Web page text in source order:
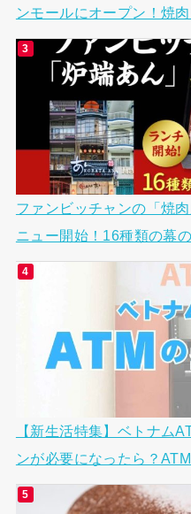
ンモールにオープン！焼
ファンビッチャンの「焼
ニュー開始！16種類の幕
【新生活特集】ベトナム
ンが必要になったら？